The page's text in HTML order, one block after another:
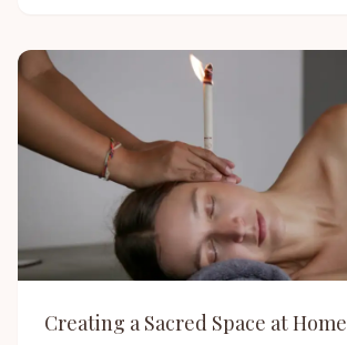
Creating a Sacred Space at Home